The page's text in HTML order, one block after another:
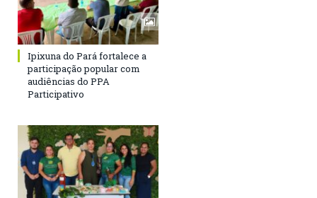
Ipixuna do Pará fortalece a
participação popular com
audiências do PPA
Participativo